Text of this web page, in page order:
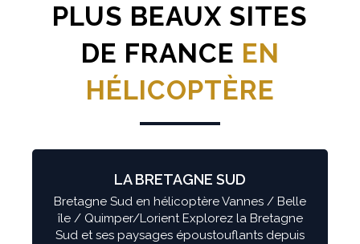
PLUS BEAUX SITES
DE FRANCE EN
HÉLICOPTÈRE
LA BRETAGNE SUD
Bretagne Sud en hélicoptère Vannes / Belle
île / Quimper/Lorient Explorez la Bretagne
Sud et ses paysages époustouflants depuis